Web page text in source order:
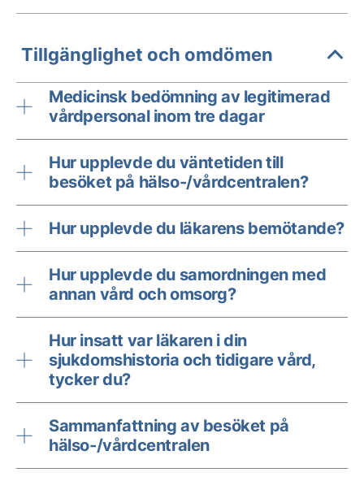
Tillgänglighet och omdömen
Medicinsk bedömning av legitimerad
vårdpersonal inom tre dagar
Hur upplevde du väntetiden till
besöket på hälso-/vårdcentralen?
Hur upplevde du läkarens bemötande?
Hur upplevde du samordningen med
annan vård och omsorg?
Hur insatt var läkaren i din
sjukdomshistoria och tidigare vård,
tycker du?
Sammanfattning av besöket på
hälso-/vårdcentralen